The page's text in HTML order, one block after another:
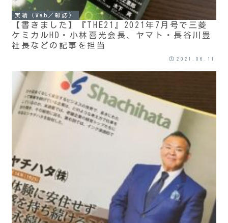
実績（Web／雑誌）
【書きました】『THE21』2021年7月号で三菱
ケミカルHD・小林喜光会長、ヤマト・長谷川豊
社長などの記事を担当
2021.06.11